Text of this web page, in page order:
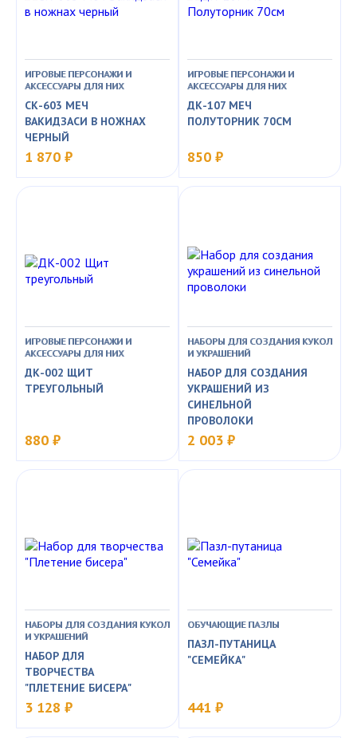
ИГРОВЫЕ ПЕРСОНАЖИ И
АКСЕССУАРЫ ДЛЯ НИХ
СК-603 МЕЧ
ВАКИДЗАСИ В НОЖНАХ
ЧЕРНЫЙ
1 870 ₽
ИГРОВЫЕ ПЕРСОНАЖИ И
АКСЕССУАРЫ ДЛЯ НИХ
ДК-107 МЕЧ
ПОЛУТОРНИК 70СМ
850 ₽
ИГРОВЫЕ ПЕРСОНАЖИ И
АКСЕССУАРЫ ДЛЯ НИХ
ДК-002 ЩИТ
ТРЕУГОЛЬНЫЙ
880 ₽
НАБОРЫ ДЛЯ СОЗДАНИЯ КУКОЛ
И УКРАШЕНИЙ
НАБОР ДЛЯ СОЗДАНИЯ
УКРАШЕНИЙ ИЗ
СИНЕЛЬНОЙ
ПРОВОЛОКИ
2 003 ₽
НАБОРЫ ДЛЯ СОЗДАНИЯ КУКОЛ
И УКРАШЕНИЙ
НАБОР ДЛЯ
ТВОРЧЕСТВА
"ПЛЕТЕНИЕ БИСЕРА"
3 128 ₽
ОБУЧАЮЩИЕ ПАЗЛЫ
ПАЗЛ-ПУТАНИЦА
"СЕМЕЙКА"
441 ₽